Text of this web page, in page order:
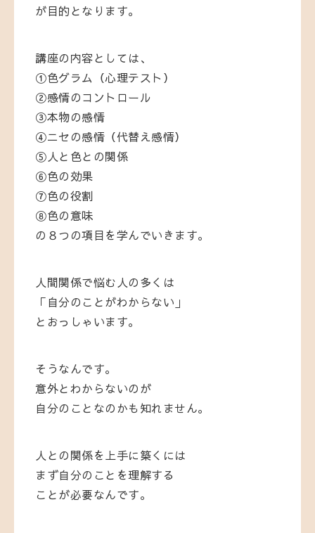
が目的となります。
講座の内容としては、
①色グラム（心理テスト）
②感情のコントロール
③本物の感情
④ニセの感情（代替え感情）
⑤人と色との関係
⑥色の効果
⑦色の役割
⑧色の意味
の８つの項目を学んでいきます。
人間関係で悩む人の多くは
「自分のことがわからない」
とおっしゃいます。
そうなんです。
意外とわからないのが
自分のことなのかも知れません。
人との関係を上手に築くには
まず自分のことを理解する
ことが必要なんです。